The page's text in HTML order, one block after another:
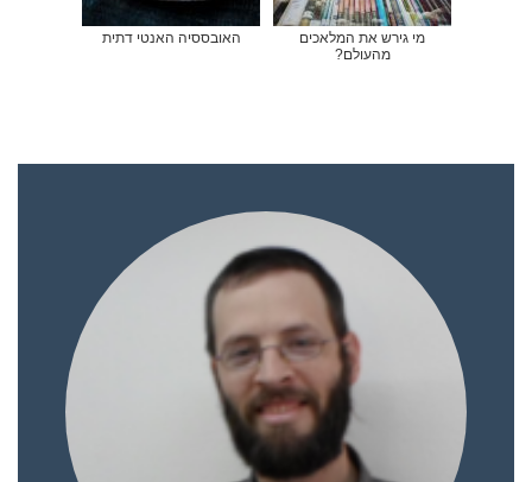
מי גירש את המלאכים
מהעולם?
האובססיה האנטי דתית